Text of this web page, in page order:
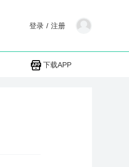
登录 / 注册
下载APP